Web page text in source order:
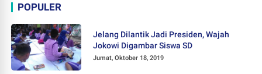
POPULER
Jelang Dilantik Jadi Presiden, Wajah
Jokowi Digambar Siswa SD
Jumat, Oktober 18, 2019